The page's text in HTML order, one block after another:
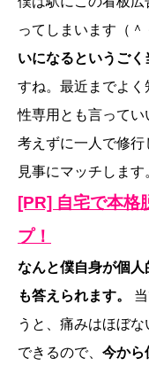
ってしまいます（＾
いになるというご
すね。最近までよ
性専用とも言って
考えずに一人で修
見事にマッチします
[PR] 自宅で本格
プ！
なんと僕自身が個
も答えられます。
うと、痛みはほぼ
できるので、 今から